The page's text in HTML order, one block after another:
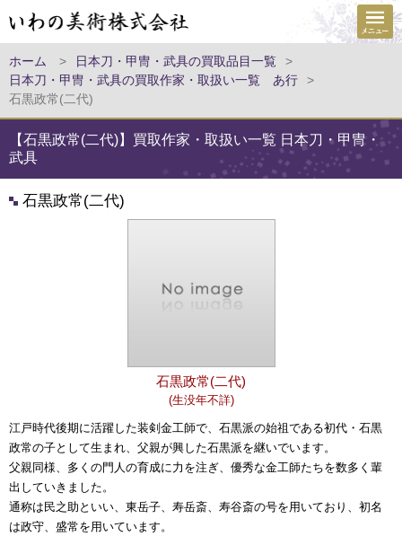
ホーム > 日本刀・甲冑・武具の買取品目一覧
>
日本刀・甲冑・武具の買取作家・取扱い一覧 あ行
>
石黒政常(二代)
【石黒政常(二代)】買取作家・取扱い一覧 日本刀・甲冑・
武具
石黒政常(二代)
石黒政常(二代)
(生没年不詳)
江戸時代後期に活躍した装剣金工師で、石黒派の始祖である初代・石黒
政常の子として生まれ、父親が興した石黒派を継いでいます。
父親同様、多くの門人の育成に力を注ぎ、優秀な金工師たちを数多く輩
出していきました。
通称は民之助といい、東岳子、寿岳斎、寿谷斎の号を用いており、初名
は政守、盛常を用いています。